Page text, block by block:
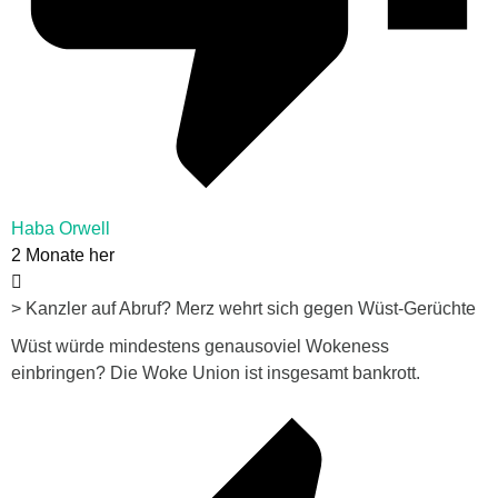
Haba Orwell
2 Monate her
> Kanzler auf Abruf? Merz wehrt sich gegen Wüst-Gerüchte
Wüst würde mindestens genausoviel Wokeness
einbringen? Die Woke Union ist insgesamt bankrott.